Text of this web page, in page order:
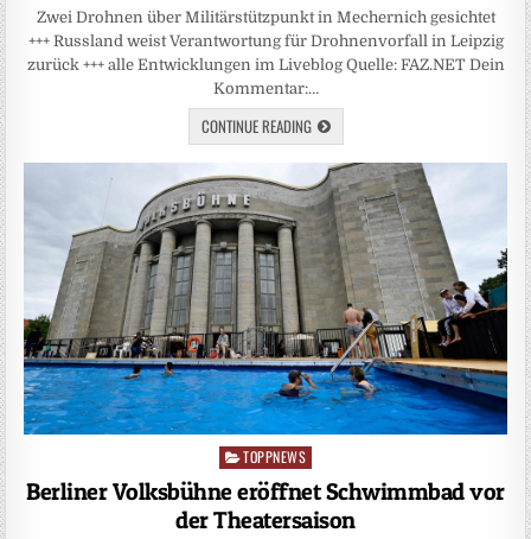
Zwei Drohnen über Militärstützpunkt in Mechernich gesichtet
+++ Russland weist Verantwortung für Drohnenvorfall in Leipzig
zurück +++ alle Entwicklungen im Liveblog Quelle: FAZ.NET Dein
Kommentar:…
CONTINUE READING
Posted
TOPPNEWS
Berliner Volksbühne eröffnet Schwimmbad vor
der Theatersaison